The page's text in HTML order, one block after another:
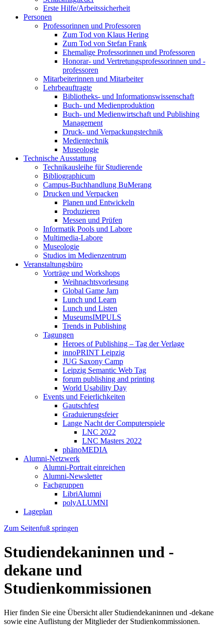
Erste Hilfe/Arbeitssicherheit
Personen
Professorinnen und Professoren
Zum Tod von Klaus Hering
Zum Tod von Stefan Frank
Ehemalige Professorinnen und Professoren
Honorar- und Vertretungsprofessorinnen und -
professoren
Mitarbeiterinnen und Mitarbeiter
Lehrbeauftragte
Bibliotheks- und Informationswissenschaft
Buch- und Medienproduktion
Buch- und Medienwirtschaft und Publishing
Management
Druck- und Verpackungstechnik
Medientechnik
Museologie
Technische Ausstattung
Technikausleihe für Studierende
Bibliographicum
Campus-Buchhandlung BuMerang
Drucken und Verpacken
Planen und Entwickeln
Produzieren
Messen und Prüfen
Informatik Pools und Labore
Multimedia-Labore
Museologie
Studios im Medienzentrum
Veranstaltungsbüro
Vorträge und Workshops
Weihnachtsvorlesung
Global Game Jam
Lunch und Learn
Lunch und Listen
MuseumsIMPULS
Trends in Publishing
Tagungen
Heroes of Publishing – Tag der Verlage
innoPRINT Leipzig
JUG Saxony Camp
Leipzig Semantic Web Tag
forum publishing and printing
World Usability Day
Events und Feierlichkeiten
Gautschfest
Graduierungsfeier
Lange Nacht der Computerspiele
LNC 2022
LNC Masters 2022
phänoMEDIA
Alumni-Netzwerk
Alumni-Portrait einreichen
Alumni-Newsletter
Fachgruppen
LibriAlumni
polyALUMNI
Lageplan
Zum Seitenfuß springen
Studiendekaninnen und -
dekane und
Studienkommissionen
Hier finden Sie eine Übersicht aller Studiendekaninnen und -dekane
sowie eine Auflistung der Mitglieder der Studienkommissionen.